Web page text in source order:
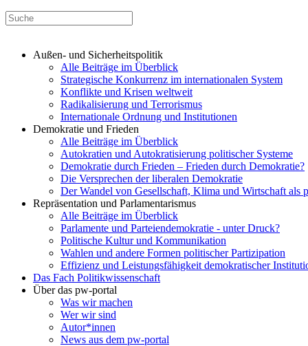
Außen- und Sicherheitspolitik
Alle Beiträge im Überblick
Strategische Konkurrenz im internationalen System
Konflikte und Krisen weltweit
Radikalisierung und Terrorismus
Internationale Ordnung und Institutionen
Demokratie und Frieden
Alle Beiträge im Überblick
Autokratien und Autokratisierung politischer Systeme
Demokratie durch Frieden – Frieden durch Demokratie?
Die Versprechen der liberalen Demokratie
Der Wandel von Gesellschaft, Klima und Wirtschaft als
Repräsentation und Parlamentarismus
Alle Beiträge im Überblick
Parlamente und Parteiendemokratie - unter Druck?
Politische Kultur und Kommunikation
Wahlen und andere Formen politischer Partizipation
Effizienz und Leistungsfähigkeit demokratischer
Das Fach Politikwissenschaft
Über das pw-portal
Was wir machen
Wer wir sind
Autor*innen
News aus dem pw-portal